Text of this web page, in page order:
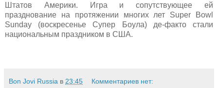
Штатов Америки. Игра и сопутствующее ей
празднование на протяжении многих лет Super Bowl
Sunday (воскресенье Супер Боула) де-факто стали
национальным праздником в США.
Bon Jovi Russia в 23:45 Комментариев нет: